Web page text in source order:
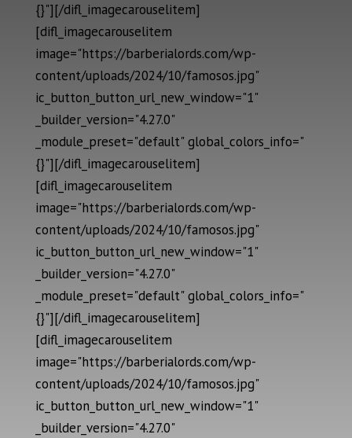
{}"][/difl_imagecarouselitem]
[difl_imagecarouselitem
image="https://barberialords.com/wp-
content/uploads/2024/10/famosos.jpg"
ic_button_button_url_new_window="1"
_builder_version="4.27.0"
_module_preset="default" global_colors_info="
{}"][/difl_imagecarouselitem]
[difl_imagecarouselitem
image="https://barberialords.com/wp-
content/uploads/2024/10/famosos.jpg"
ic_button_button_url_new_window="1"
_builder_version="4.27.0"
_module_preset="default" global_colors_info="
{}"][/difl_imagecarouselitem]
[difl_imagecarouselitem
image="https://barberialords.com/wp-
content/uploads/2024/10/famosos.jpg"
ic_button_button_url_new_window="1"
_builder_version="4.27.0"